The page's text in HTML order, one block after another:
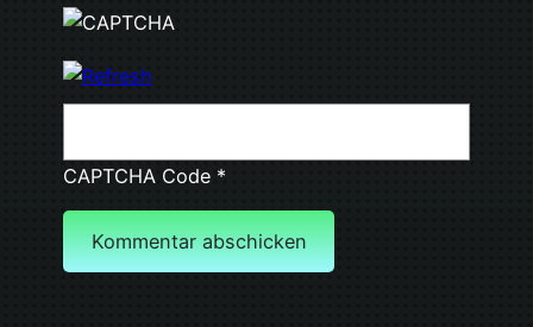
CAPTCHA Code*